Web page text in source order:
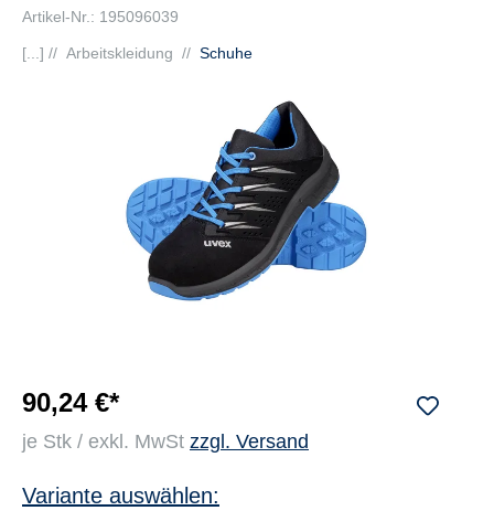
Artikel-Nr.: 195096039
[...] // Arbeitskleidung // Schuhe
90,24 €*
je Stk / exkl. MwSt zzgl. Versand
Variante auswählen: